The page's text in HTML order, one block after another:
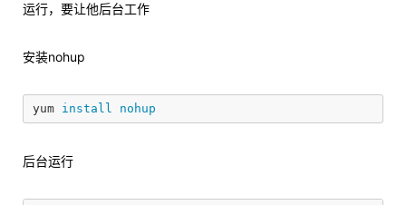
运行，要让他后台工作
安装nohup
yum install nohup
后台运行